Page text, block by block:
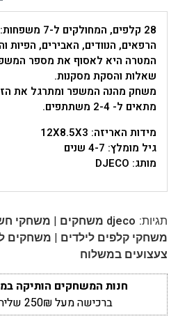
28 קלפים,
הרפאים, הנוודים, האבירים, הפיות
המטרה היא לאסוף את מספר
שאלות והסקת מסקנות.
משחק מהנה המשפר ומתרגל את
מתאים ל- 2-4 משתתפים.
מידות האריזה: 12X8.5X3
גיל מומלץ: 4-7 שנים
מותג: DJECO
תגיות: djeco משחקים | משחקי
משחקי קלפים לילדים | משחקים
צעצועים במשלוח
חנות המשחקים הותיקה
ברכישה מעל 250₪ שליח עד הבית חינם